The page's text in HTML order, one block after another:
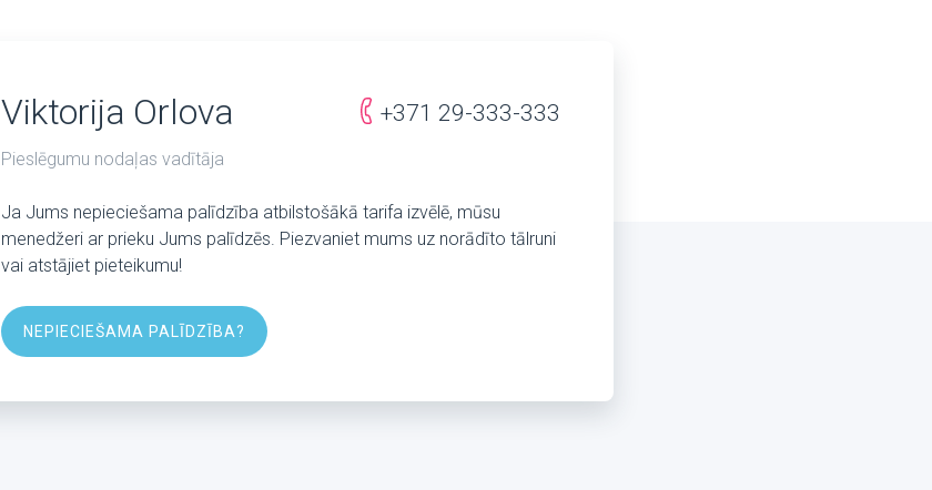
Viktorija Orlova
Pieslēgumu nodaļas vadītāja
+371 29-333-333
Ja Jums nepieciešama palīdzība atbilstošākā tarifa izvēlē, mūsu
menedžeri ar prieku Jums palīdzēs. Piezvaniet mums uz norādīto tālruni
vai atstājiet pieteikumu!
NEPIECIEŠAMA PALĪDZĪBA?